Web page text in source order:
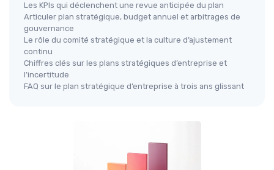
Les KPIs qui déclenchent une revue anticipée du plan
Articuler plan stratégique, budget annuel et arbitrages de
gouvernance
Le rôle du comité stratégique et la culture d’ajustement
continu
Chiffres clés sur les plans stratégiques d’entreprise et
l’incertitude
FAQ sur le plan stratégique d’entreprise à trois ans glissant